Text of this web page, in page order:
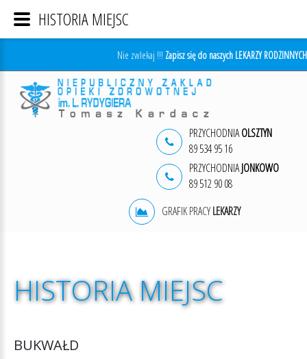
Nie zwlekaj !!! Zapisz się do naszych LEKARZY RODZINNYCH
PRZYCHODNIAOLSZTYN
89 534 95 16
PRZYCHODNIAJONKOWO
89 512 90 08
GRAFIK PRACYLEKARZY
HISTORIA MIEJSC
BUKWAŁD
HISTORIA MIEJSC